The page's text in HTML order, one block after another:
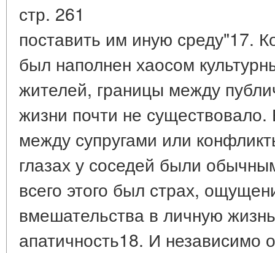
стр. 261
поставить им иную среду"17.
был наполнен хаосом
жителей, границы между
жизни почти не
между супругами или
глазах у соседей были
всего этого был страх,
вмешательства в личную
апатичность18. И независимо